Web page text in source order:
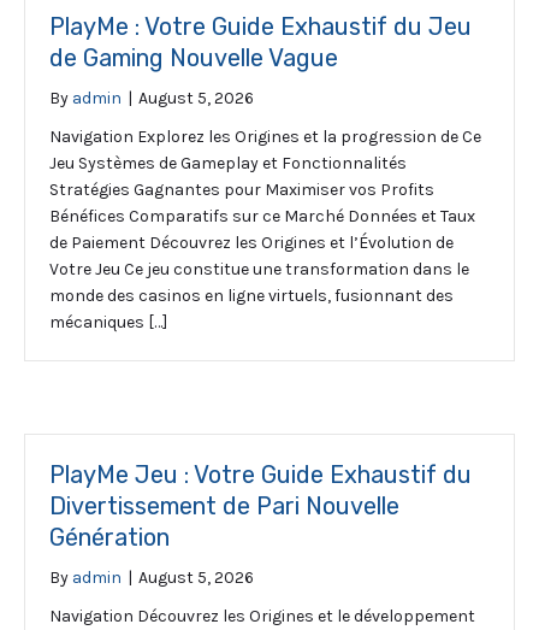
PlayMe : Votre Guide Exhaustif du Jeu
de Gaming Nouvelle Vague
By admin | August 5, 2026
Navigation Explorez les Origines et la progression de Ce
Jeu Systèmes de Gameplay et Fonctionnalités
Stratégies Gagnantes pour Maximiser vos Profits
Bénéfices Comparatifs sur ce Marché Données et Taux
de Paiement Découvrez les Origines et l’Évolution de
Votre Jeu Ce jeu constitue une transformation dans le
monde des casinos en ligne virtuels, fusionnant des
mécaniques […]
PlayMe Jeu : Votre Guide Exhaustif du
Divertissement de Pari Nouvelle
Génération
By admin | August 5, 2026
Navigation Découvrez les Origines et le développement